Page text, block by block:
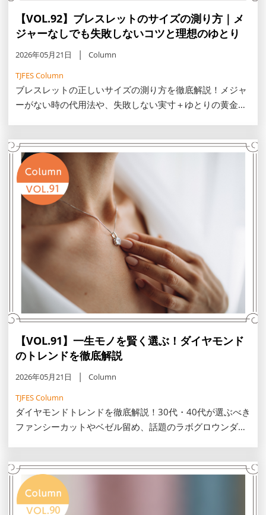
【VOL.92】ブレスレットのサイズの測り方｜メ
ジャーなしでも失敗しないコツと理想のゆとり
2026年05月21日
Column
TJFES Column
ブレスレットの正しいサイズの測り方を徹底解説！メジャ
ーがない時の代用法や、失敗しない実寸＋ゆとりの黄金
元を美しく彩りましょう。
【VOL.91】一生モノを賢く選ぶ！ダイヤモンド
のトレンドを徹底解説
2026年05月21日
Column
TJFES Column
ダイヤモンドトレンドを徹底解説！30代・40代が選ぶべき
ファンシーカットやベゼル留め、話題のラボグロウンダイ
ます。